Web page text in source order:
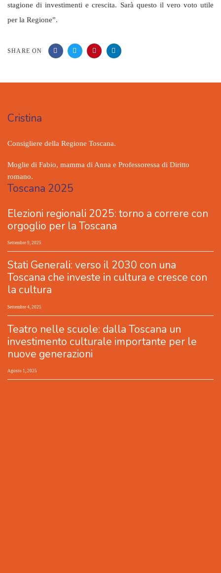
stagione di investimenti e crescita. Sarà questo il vero voto utile
per la Regione”.
SHARE ON
Cristina
Consigliere della Regione Toscana.
Moglie di Fabio, mamma di Anna e Professoressa di Diritto
romano.
Toscana 2025
Elezioni regionali 2025: torno a correre con
orgoglio per la Toscana
Settembre 9, 2025
Stati Generali: verso il 2030 con una
Toscana che investe in cultura e cresce con
la cultura
Settembre 4, 2025
Teatro nelle scuole: dalla Toscana un
investimento culturale importante per le
nuove generazioni
Agosto 1, 2025